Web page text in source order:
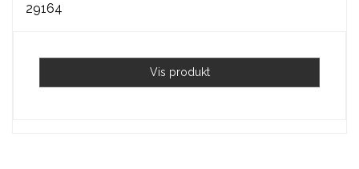
29164
Vis produkt